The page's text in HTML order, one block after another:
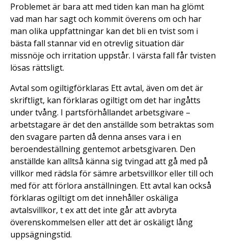
Problemet är bara att med tiden kan man ha glömt
vad man har sagt och kommit överens om och har
man olika uppfattningar kan det bli en tvist som i
bästa fall stannar vid en otrevlig situation där
missnöje och irritation uppstår. I värsta fall får tvisten
lösas rättsligt.
Avtal som ogiltigförklaras Ett avtal, även om det är
skriftligt, kan förklaras ogiltigt om det har ingåtts
under tvång. I partsförhållandet arbetsgivare –
arbetstagare är det den anställde som betraktas som
den svagare parten då denna anses vara i en
beroendeställning gentemot arbetsgivaren. Den
anställde kan alltså känna sig tvingad att gå med på
villkor med rädsla för sämre arbetsvillkor eller till och
med för att förlora anställningen. Ett avtal kan också
förklaras ogiltigt om det innehåller oskäliga
avtalsvillkor, t ex att det inte går att avbryta
överenskommelsen eller att det är oskäligt lång
uppsägningstid.